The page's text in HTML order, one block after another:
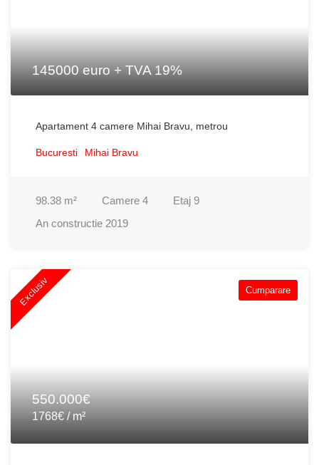
145000 euro + TVA 19%
Apartament 4 camere Mihai Bravu, metrou
Bucuresti Mihai Bravu
98.38 m² Camere 4 Etaj 9
An constructie 2019
Exclusiv Cumparare
550.000€
1768€ / m²